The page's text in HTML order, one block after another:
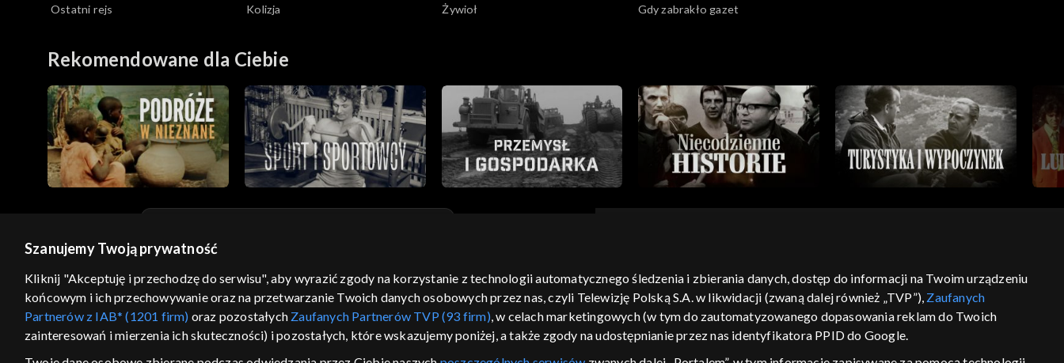
ratownicze
Ostatni rejs
ratownicze
Kolizja
ratownicze
Żywioł
ratownicze
Gdy zabrakło gazet
Rekomendowane dla Ciebie
GEOLOKALIZACJA
ŁĄCZYSZ SIĘ SPOZA POLSKI
© 2026 Telewizja Polska S.A. w likwidacji
regulamin serwisu cennik polityka prywatności moje zgody pomoc kontakt voucher dostępność informacje o dostawcy usług
Szanujemy Twoją prywatność
Kliknij "Akceptuję i przechodzę do serwisu", aby wyrazić zgody na korzystanie z technologii automatycznego śledzenia i zbierania danych, dostęp do informacji na Twoim urządzeniu
końcowym i ich przechowywanie oraz na przetwarzanie Twoich danych osobowych przez nas, czyli Telewizję Polską S.A. w likwidacji (zwaną dalej również „TVP”), Zaufanych
Partnerów z IAB* (1201 firm) oraz pozostałych Zaufanych Partnerów TVP (93 firm), w celach marketingowych (w tym do zautomatyzowanego dopasowania reklam do Twoich
zainteresowań i mierzenia ich skuteczności) i pozostałych, które wskazujemy poniżej, a także zgody na udostępnianie przez nas identyfikatora PPID do Google.